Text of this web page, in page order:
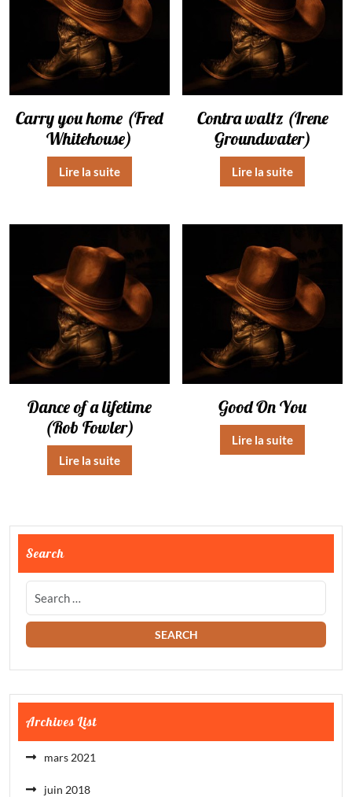
Carry you home (Fred
Whitehouse)
Lire la suite
Contra waltz (Irene
Groundwater)
Lire la suite
Dance of a lifetime
(Rob Fowler)
Lire la suite
Good On You
Lire la suite
Search
Archives List
mars 2021
juin 2018